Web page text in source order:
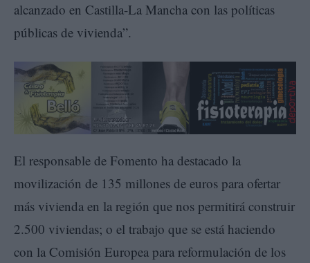
alcanzado en Castilla-La Mancha con las políticas
públicas de vivienda”.
El responsable de Fomento ha destacado la
movilización de 135 millones de euros para ofertar
más vivienda en la región que nos permitirá construir
2.500 viviendas; o el trabajo que se está haciendo
con la Comisión Europea para reformulación de los